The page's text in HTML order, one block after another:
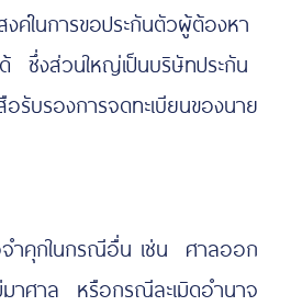
ค์ในการขอประกันตัวผู้ต้องหา
ซึ่งส่วนใหญ่เป็นบริษัทประกัน
รับรองการจดทะเบียนของนาย
ำคุกในกรณีอื่น เช่น ศาลออก
มาศาล หรือกรณีละเมิดอำนาจ